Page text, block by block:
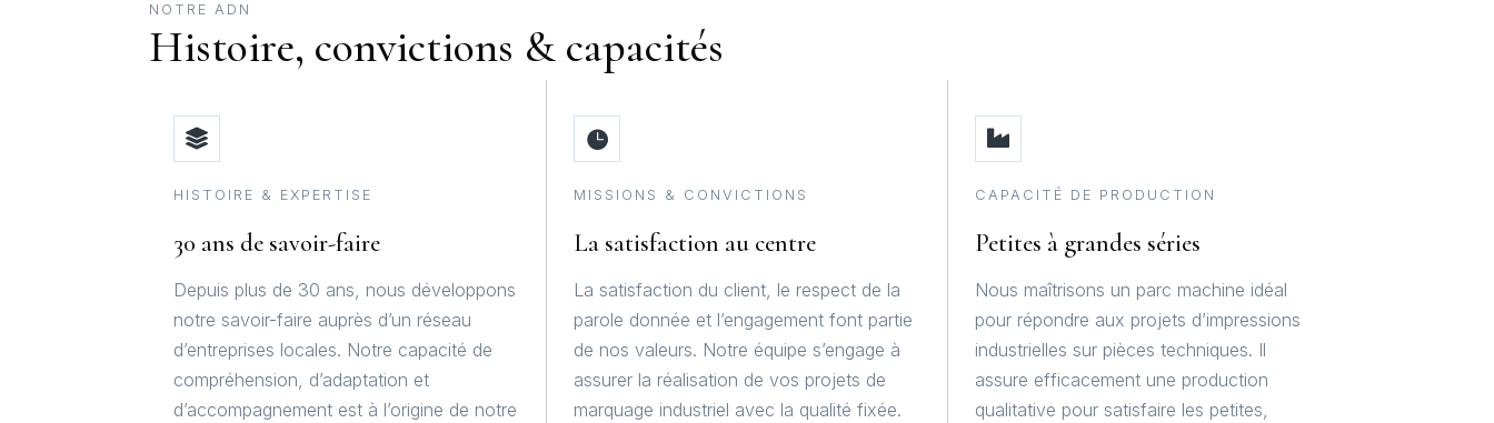
NOTRE ADN
Histoire, convictions & capacités

HISTOIRE & EXPERTISE
30 ans de savoir-faire
Depuis plus de 30 ans, nous développons
notre savoir-faire auprès d’un réseau
d’entreprises locales. Notre capacité de
compréhension, d’adaptation et
d’accompagnement est à l’origine de notre

MISSIONS & CONVICTIONS
La satisfaction au centre
La satisfaction du client, le respect de la
parole donnée et l’engagement font partie
de nos valeurs. Notre équipe s’engage à
assurer la réalisation de vos projets de
marquage industriel avec la qualité fixée.

CAPACITÉ DE PRODUCTION
Petites à grandes séries
Nous maîtrisons un parc machine idéal
pour répondre aux projets d’impressions
industrielles sur pièces techniques. Il
assure efficacement une production
qualitative pour satisfaire les petites,